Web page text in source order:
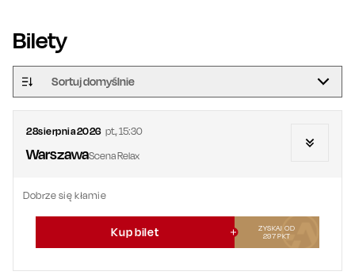
Bilety
Sortuj domyślnie
28sierpnia2026 pt.,15:30
WarszawaScena Relax
Dobrze się kłamie
Kup bilet
ZYSKAJ OD
297PKT